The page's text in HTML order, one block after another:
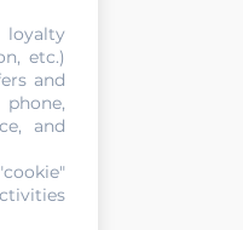
loyalty
etc.)
and
and